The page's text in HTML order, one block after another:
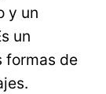
y un
un
formas de